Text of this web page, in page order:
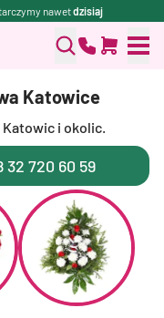
nawetdzisiaj
Katowice
i okolic.
32 720 60 59